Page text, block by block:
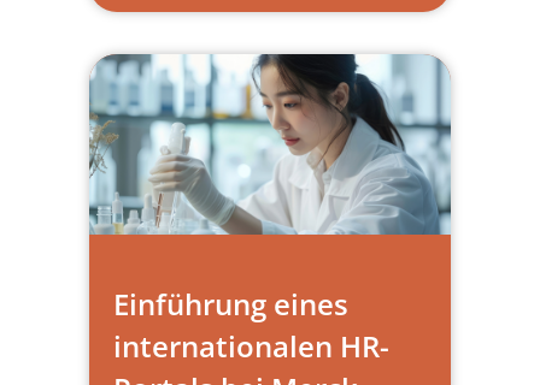
Einführung eines
internationalen HR-